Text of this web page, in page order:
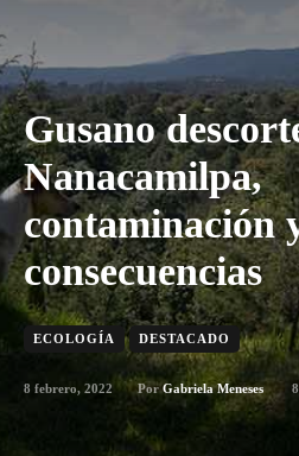
Gusano
Nanacamilpa,
contaminación
consecuencias
ECOLOGÍA DESTACADO
8 febrero, 2022 Por Gabriela Meneses 8